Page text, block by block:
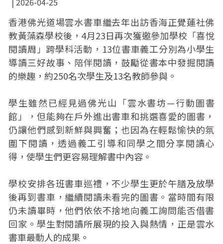
香港佛光道場雲水書車繼去年出訪香海正覺蓮社佛
教黃藻森學校後，4月23日再次獲邀參加學校「喜悅
閱讀周」跨學科活動，13位書車義工分別為小學生
導讀三好故事、陪伴閱讀，鼓勵從書本中發掘閱讀
的樂趣，約250名次學生及13名教師參與。
學生雖然已經見過佛光山「雲水書坊—行動圖書
館」，但能夠在戶外進出書車和挑選喜愛的圖書，
仍讓他們感到新鮮與興奮；也因為在輕鬆愉快的氛
圍下閱讀，透過義工引導和同學之間分享閱讀心
得，使學生們更容易理解書中內容。
學校安排各班書車巡禮，不少學生更於午膳及放學
後再到書車，繼續閱讀未看完的圖書。當時間有限
仍未讀畢時，他們依依不捨地向義工詢問能否借書
回家。學生對閱讀所展現的投入與熱情，正是雲水
書車最動人的成果。